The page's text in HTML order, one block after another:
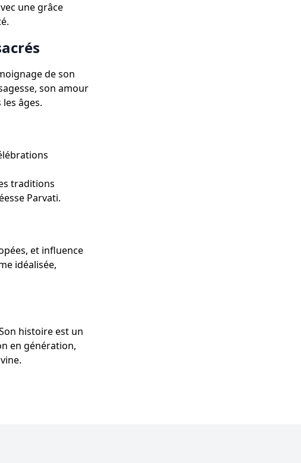
une grâce
de son
son amour
âges.
traditions
Parvati.
et influence
idéalisée,
histoire est un
en génération,